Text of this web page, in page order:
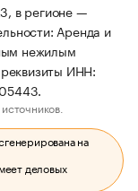
в регионе —
Аренда и
нежилым
ИНН:
на
деловых